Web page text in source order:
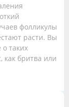
фолликулы
расти. Вы
о таких
как бритва или